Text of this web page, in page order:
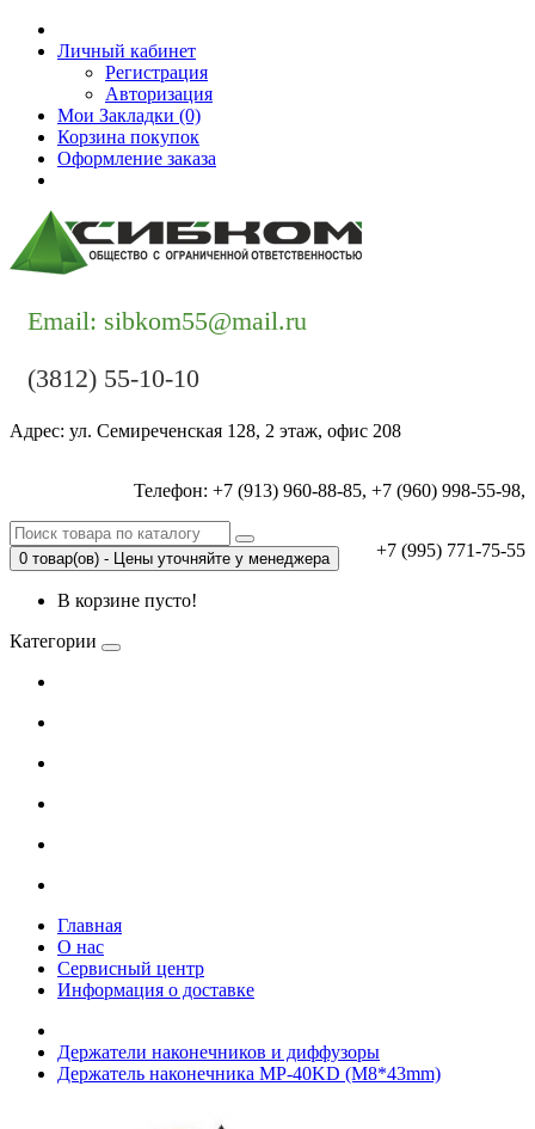
Личный кабинет
Регистрация
Авторизация
Мои Закладки (0)
Корзина покупок
Оформление заказа
Email: sibkom55@mail.ru
(3812) 55-10-10
Адрес: ул. Семиреченская 128, 2 этаж, офис 208
Телефон: +7 (913) 960-88-85, +7 (960) 998-55-98,
+7 (995) 771-75-55
0 товар(ов) - Цены уточняйте у менеджера
В корзине пусто!
Категории
Главная
О нас
Сервисный центр
Информация о доставке
Держатели наконечников и диффузоры
Держатель наконечника MP-40KD (М8*43mm)